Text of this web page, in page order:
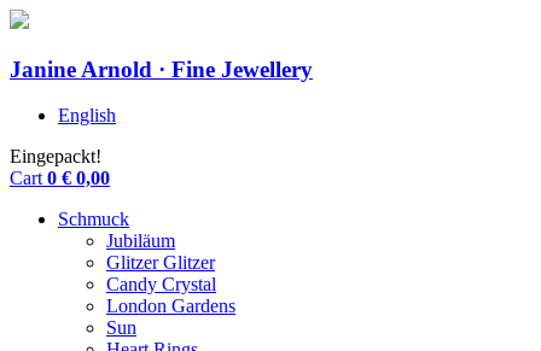
Janine Arnold · Fine Jewellery
English
Eingepackt!
Cart0 € 0,00
Schmuck
Jubiläum
Glitzer Glitzer
Candy Crystal
London Gardens
Sun